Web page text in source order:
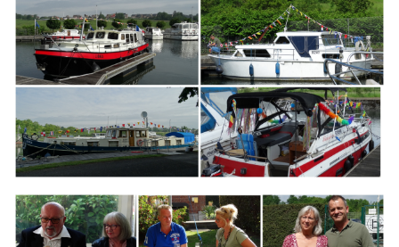
Branding
ARMCHAIR